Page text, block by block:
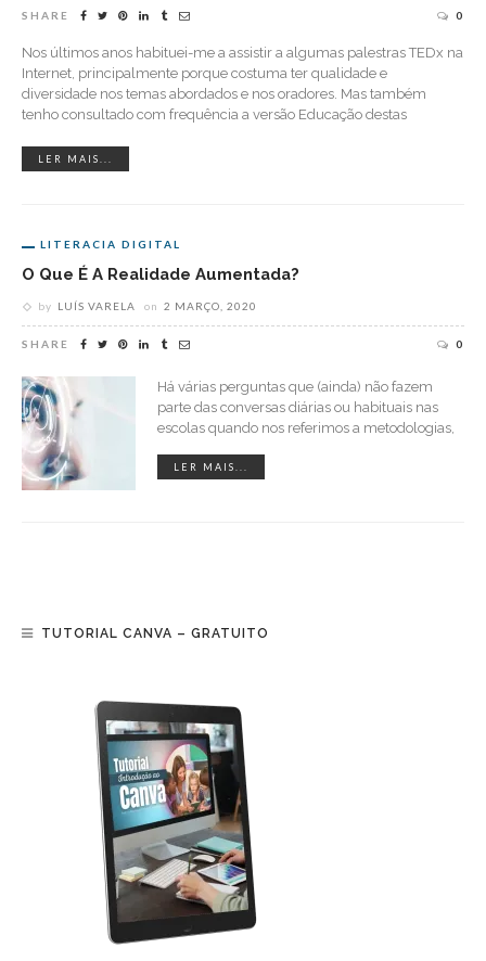
SHARE 0
Nos últimos anos habituei-me a assistir a algumas palestras TEDx na
Internet, principalmente porque costuma ter qualidade e
diversidade nos temas abordados e nos oradores. Mas também
tenho consultado com frequência a versão Educação destas
LER MAIS...
LITERACIA DIGITAL
O Que É A Realidade Aumentada?
by LUÍS VARELA on 2 MARÇO, 2020
SHARE 0
Há várias perguntas que (ainda) não fazem
parte das conversas diárias ou habituais nas
escolas quando nos referimos a metodologias,
LER MAIS...
TUTORIAL CANVA – GRATUITO